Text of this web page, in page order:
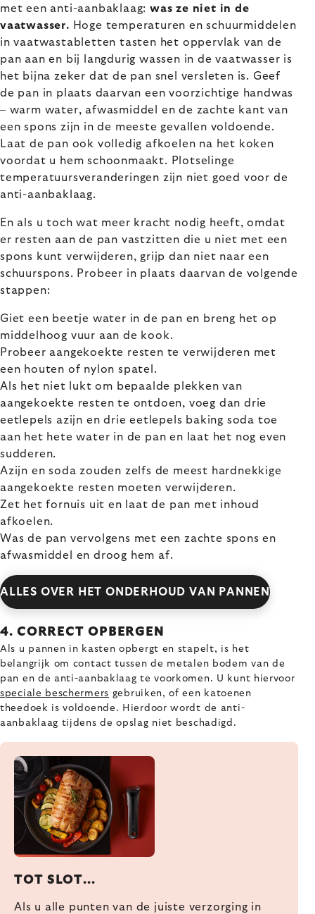
met een anti-aanbaklaag:was ze niet in de
vaatwasser. Hoge temperaturen en schuurmiddelen
in vaatwastabletten tasten het oppervlak van de
pan aan en bij langdurig wassen in de vaatwasser is
het bijna zeker dat de pan snel versleten is. Geef
de pan in plaats daarvan een voorzichtige handwas
– warm water, afwasmiddel en de zachte kant van
een spons zijn in de meeste gevallen voldoende.
Laat de pan ook volledig afkoelen na het koken
voordat u hem schoonmaakt. Plotselinge
temperatuursveranderingen zijn niet goed voor de
anti-aanbaklaag.
En als u toch wat meer kracht nodig heeft, omdat
er resten aan de pan vastzitten die u niet met een
spons kunt verwijderen, grijp dan niet naar een
schuurspons. Probeer in plaats daarvan de volgende
stappen:
Giet een beetje water in de pan en breng het op
middelhoog vuur aan de kook.
Probeer aangekoekte resten te verwijderen met
een houten of nylon spatel.
Als het niet lukt om bepaalde plekken van
aangekoekte resten te ontdoen, voeg dan drie
eetlepels azijn en drie eetlepels baking soda toe
aan het hete water in de pan en laat het nog even
sudderen.
Azijn en soda zouden zelfs de meest hardnekkige
aangekoekte resten moeten verwijderen.
Zet het fornuis uit en laat de pan met inhoud
afkoelen.
Was de pan vervolgens met een zachte spons en
afwasmiddel en droog hem af.
ALLES OVER HET ONDERHOUD VAN PANNEN
4. CORRECT OPBERGEN
Als u pannen in kasten opbergt en stapelt, is het
belangrijk om contact tussen de metalen bodem van de
pan en de anti-aanbaklaag te voorkomen. U kunt hiervoor
speciale beschermers gebruiken, of een katoenen
theedoek is voldoende. Hierdoor wordt de anti-
aanbaklaag tijdens de opslag niet beschadigd.
TOT SLOT...
Als u alle punten van de juiste verzorging in